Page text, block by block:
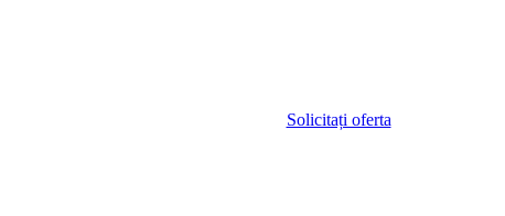
Solicitați oferta